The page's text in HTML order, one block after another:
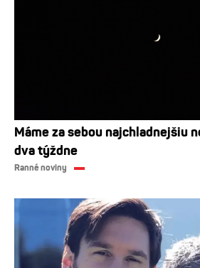
Máme za sebou najchladnejšiu
dva týždne
Ranné noviny